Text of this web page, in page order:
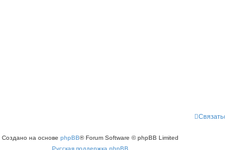
Создано на основе phpBB® Forum Software © phpBB Limited
Русская поддержка phpBB